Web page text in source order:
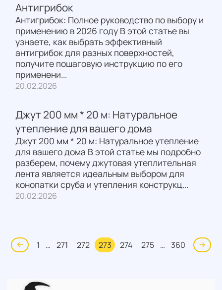
Антигрибок
Антигрибок: Полное руководство по выбору и
применению в 2026 году В этой статье вы
узнаете, как выбрать эффективный
антигрибок для разных поверхностей,
получите пошаговую инструкцию по его
применени...
20.02.2026
Джут 200 мм * 20 м: Натуральное
утепление для вашего дома
Джут 200 мм * 20 м: Натуральное утепление
для вашего дома В этой статье мы подробно
разберем, почему джутовая утеплительная
лента является идеальным выбором для
конопатки сруба и утепления конструкц...
20.02.2026
1 … 271 272 273 274 275 … 360